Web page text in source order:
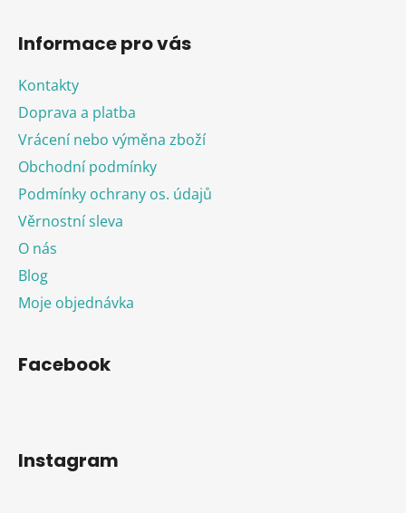
Informace pro vás
Kontakty
Doprava a platba
Vrácení nebo výměna zboží
Obchodní podmínky
Podmínky ochrany os. údajů
Věrnostní sleva
O nás
Blog
Moje objednávka
Facebook
Instagram